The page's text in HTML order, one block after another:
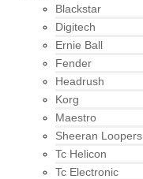
Blackstar
Digitech
Ernie Ball
Fender
Headrush
Korg
Maestro
Sheeran Loopers
Tc Helicon
Tc Electronic